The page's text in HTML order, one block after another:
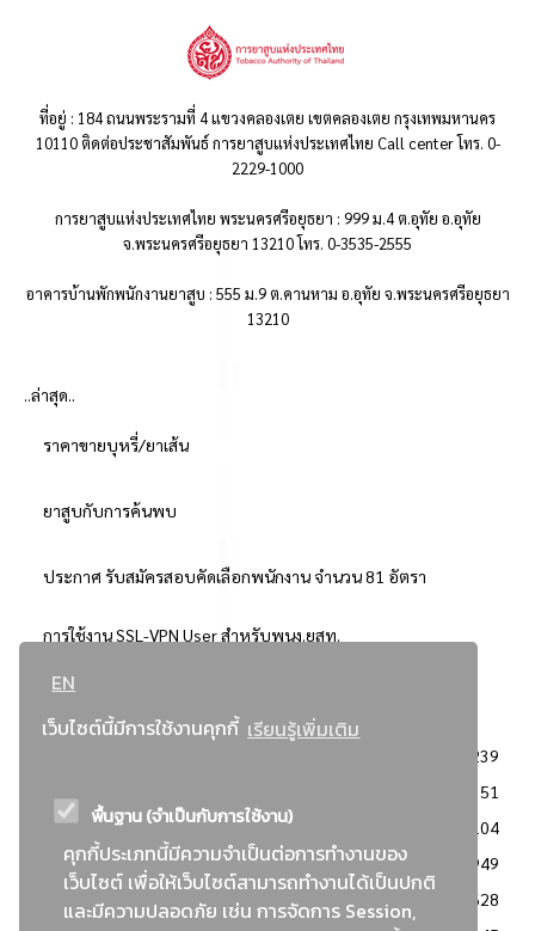
EN
เว็บไซต์นี้มีการใช้งานคุกกี้ เรียนรู้เพิ่มเติม
พื้นฐาน (จำเป็นกับการใช้งาน)
คุกกี้ประเภทนี้มีความจำเป็นต่อการทำงานของ
เว็บไซต์ เพื่อให้เว็บไซต์สามารถทำงานได้เป็นปกติ
และมีความปลอดภัย เช่น การจัดการ Session,
ที่อยู่ : 184 ถนนพระรามที่ 4 แขวงคลองเตย เขตคลองเตย กรุงเทพมหานคร
10110 ติดต่อประชาสัมพันธ์ การยาสูบแห่งประเทศไทย Call center โทร. 0-
2229-1000
การยาสูบแห่งประเทศไทย พระนครศรีอยุธยา : 999 ม.4 ต.อุทัย อ.อุทัย
จ.พระนครศรีอยุธยา 13210 โทร. 0-3535-2555
อาคารบ้านพักพนักงานยาสูบ : 555 ม.9 ต.คานหาม อ.อุทัย จ.พระนครศรีอยุธยา
13210
..ล่าสุด..
ราคาขายบุหรี่/ยาเส้น
ยาสูบกับการค้นพบ
ประกาศ รับสมัครสอบคัดเลือกพนักงาน จำนวน 81 อัตรา
การใช้งาน SSL-VPN User สำหรับพนง.ยสท.
..ยอดนิยม..
3239
2351
: วิธีเฉพาะเจาะจง
2104
ข่าวสาร/ประกาศ
1949
: เอกสารส่งเสริมความโปร่งใสในการจัดซื้อจัดจ้าง
1628